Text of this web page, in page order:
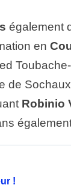
également
en
Toubache-
de
Robinio
!